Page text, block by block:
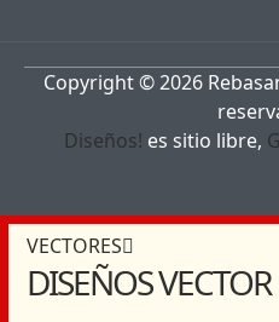
Copyright © 2026
Diseños! es sitio libre,
VECTORES
DISEÑOS VECTOR